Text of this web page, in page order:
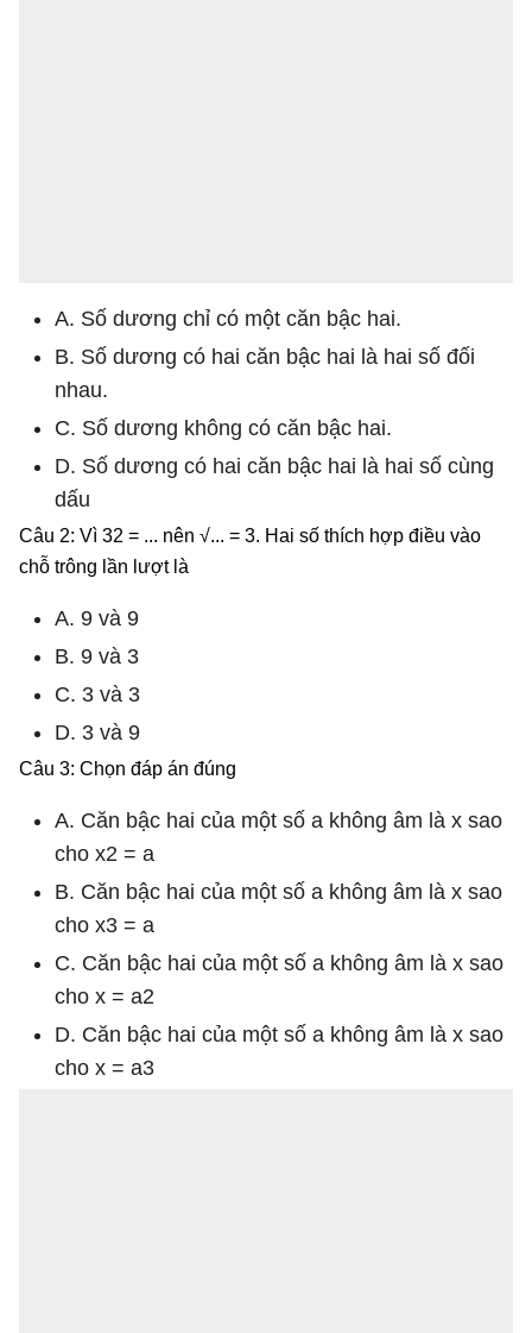
A. Số dương chỉ có một căn bậc hai.
B. Số dương có hai căn bậc hai là hai số đối
nhau.
C. Số dương không có căn bậc hai.
D. Số dương có hai căn bậc hai là hai số cùng
dấu
Câu 2: Vì 32 = ... nên √... = 3. Hai số thích hợp điều vào
chỗ trông lần lượt là
A. 9 và 9
B. 9 và 3
C. 3 và 3
D. 3 và 9
Câu 3: Chọn đáp án đúng
A. Căn bậc hai của một số a không âm là x sao
cho x2 = a
B. Căn bậc hai của một số a không âm là x sao
cho x3 = a
C. Căn bậc hai của một số a không âm là x sao
cho x = a2
D. Căn bậc hai của một số a không âm là x sao
cho x = a3